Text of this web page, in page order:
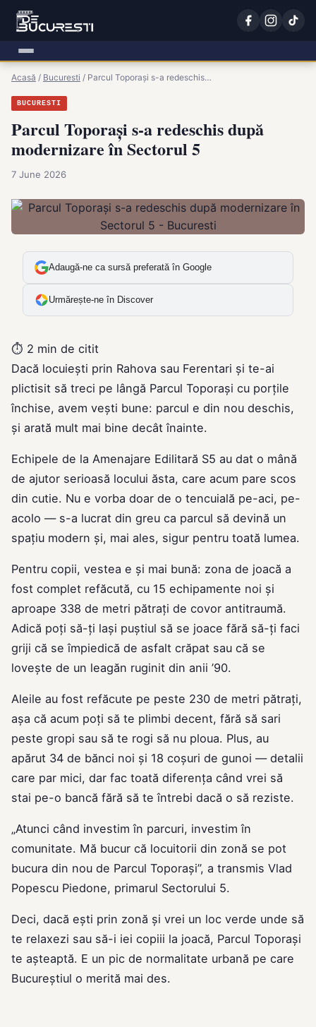
Acasă / Bucuresti / Parcul Toporași s-a redeschis…
BUCURESTI
Parcul Toporași s-a redeschis după
modernizare în Sectorul 5
7 June 2026
Adaugă-ne ca sursă preferată în Google
Urmărește-ne în Discover
⏱ 2 min de citit
Dacă locuiești prin Rahova sau Ferentari și te-ai
plictisit să treci pe lângă Parcul Toporași cu porțile
închise, avem vești bune: parcul e din nou deschis,
și arată mult mai bine decât înainte.
Echipele de la Amenajare Edilitară S5 au dat o mână
de ajutor serioasă locului ăsta, care acum pare scos
din cutie. Nu e vorba doar de o tencuială pe-aci, pe-
acolo — s-a lucrat din greu ca parcul să devină un
spațiu modern și, mai ales, sigur pentru toată lumea.
Pentru copii, vestea e și mai bună: zona de joacă a
fost complet refăcută, cu 15 echipamente noi și
aproape 338 de metri pătrați de covor antitraumă.
Adică poți să-ți lași puștiul să se joace fără să-ți faci
griji că se împiedică de asfalt crăpat sau că se
lovește de un leagăn ruginit din anii ’90.
Aleile au fost refăcute pe peste 230 de metri pătrați,
așa că acum poți să te plimbi decent, fără să sari
peste gropi sau să te rogi să nu ploua. Plus, au
apărut 34 de bănci noi și 18 coșuri de gunoi — detalii
care par mici, dar fac toată diferența când vrei să
stai pe-o bancă fără să te întrebi dacă o să reziste.
„Atunci când investim în parcuri, investim în
comunitate. Mă bucur că locuitorii din zonă se pot
bucura din nou de Parcul Toporași”, a transmis Vlad
Popescu Piedone, primarul Sectorului 5.
Deci, dacă ești prin zonă și vrei un loc verde unde să
te relaxezi sau să-i iei copiii la joacă, Parcul Toporași
te așteaptă. E un pic de normalitate urbană pe care
Bucureștiul o merită mai des.